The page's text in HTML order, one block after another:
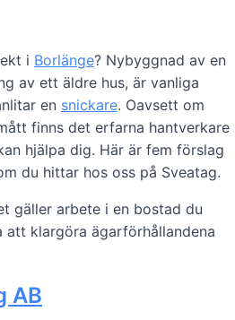
i Borlänge? Nybyggnad av en
av ett äldre hus, är vanliga
en snickare. Oavsett om
finns det erfarna hantverkare
hjälpa dig. Här är fem förslag
du hittar hos oss på Sveatag.
gäller arbete i en bostad du
att klargöra ägarförhållandena
AB